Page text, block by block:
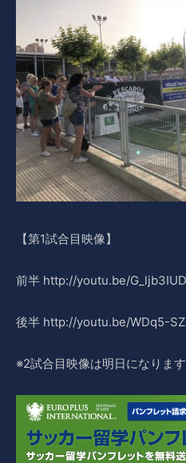
【第1試合目映像】
前半 http://youtu.be/
後半 http://youtu.be/WDq5-
※2試合目映像は明日になります